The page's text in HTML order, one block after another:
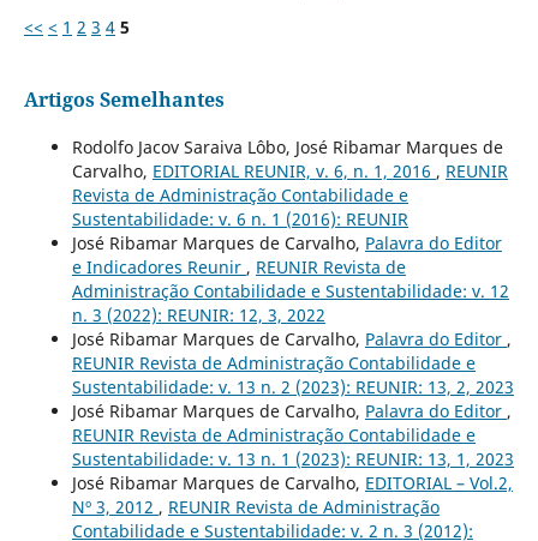
<< < 1 2 3 4 5
Artigos Semelhantes
Rodolfo Jacov Saraiva Lôbo, José Ribamar Marques de
Carvalho, EDITORIAL REUNIR, v. 6, n. 1, 2016 , REUNIR
Revista de Administração Contabilidade e
Sustentabilidade: v. 6 n. 1 (2016): REUNIR
José Ribamar Marques de Carvalho, Palavra do Editor
e Indicadores Reunir , REUNIR Revista de
Administração Contabilidade e Sustentabilidade: v. 12
n. 3 (2022): REUNIR: 12, 3, 2022
José Ribamar Marques de Carvalho, Palavra do Editor ,
REUNIR Revista de Administração Contabilidade e
Sustentabilidade: v. 13 n. 2 (2023): REUNIR: 13, 2, 2023
José Ribamar Marques de Carvalho, Palavra do Editor ,
REUNIR Revista de Administração Contabilidade e
Sustentabilidade: v. 13 n. 1 (2023): REUNIR: 13, 1, 2023
José Ribamar Marques de Carvalho, EDITORIAL – Vol.2,
Nº 3, 2012 , REUNIR Revista de Administração
Contabilidade e Sustentabilidade: v. 2 n. 3 (2012):